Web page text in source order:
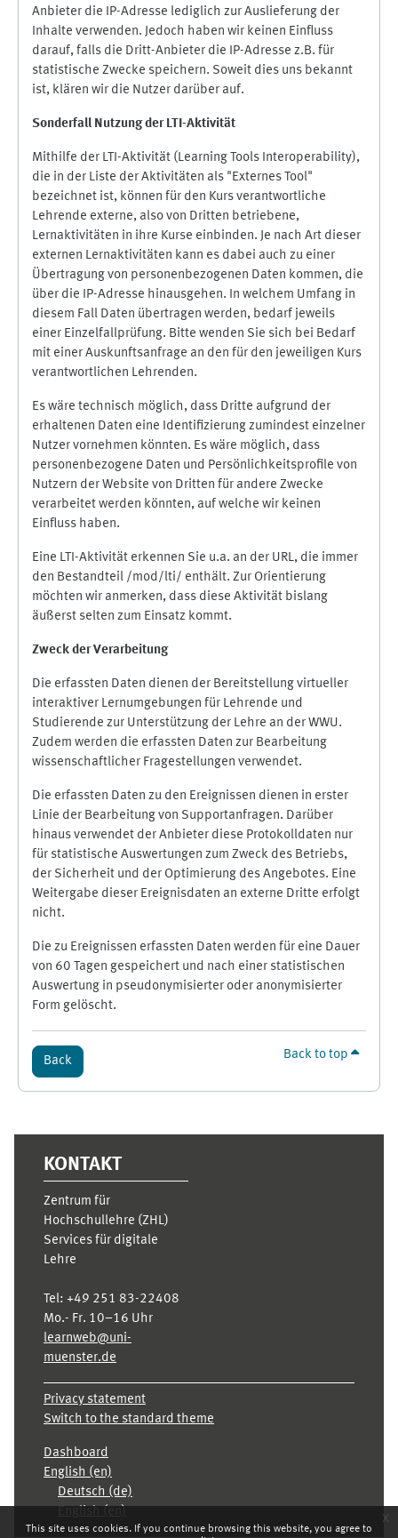
This site uses cookies. If you continue browsing this website, you agree to
x
Anbieter die IP-Adresse lediglich zur Auslieferung der
Inhalte verwenden. Jedoch haben wir keinen Einfluss
darauf, falls die Dritt-Anbieter die IP-Adresse z.B. für
statistische Zwecke speichern. Soweit dies uns bekannt
ist, klären wir die Nutzer darüber auf.
Sonderfall Nutzung der LTI-Aktivität
Mithilfe der LTI-Aktivität (Learning Tools Interoperability),
die in der Liste der Aktivitäten als "Externes Tool"
bezeichnet ist, können für den Kurs verantwortliche
Lehrende externe, also von Dritten betriebene,
Lernaktivitäten in ihre Kurse einbinden. Je nach Art dieser
externen Lernaktivitäten kann es dabei auch zu einer
Übertragung von personenbezogenen Daten kommen, die
über die IP-Adresse hinausgehen. In welchem Umfang in
diesem Fall Daten übertragen werden, bedarf jeweils
einer Einzelfallprüfung. Bitte wenden Sie sich bei Bedarf
mit einer Auskunftsanfrage an den für den jeweiligen Kurs
verantwortlichen Lehrenden.
Es wäre technisch möglich, dass Dritte aufgrund der
erhaltenen Daten eine Identifizierung zumindest einzelner
Nutzer vornehmen könnten. Es wäre möglich, dass
personenbezogene Daten und Persönlichkeitsprofile von
Nutzern der Website von Dritten für andere Zwecke
verarbeitet werden könnten, auf welche wir keinen
Einfluss haben.
Eine LTI-Aktivität erkennen Sie u.a. an der URL, die immer
den Bestandteil /mod/lti/ enthält. Zur Orientierung
möchten wir anmerken, dass diese Aktivität bislang
äußerst selten zum Einsatz kommt.
Zweck der Verarbeitung
Die erfassten Daten dienen der Bereitstellung virtueller
interaktiver Lernumgebungen für Lehrende und
Studierende zur Unterstützung der Lehre an der WWU.
Zudem werden die erfassten Daten zur Bearbeitung
wissenschaftlicher Fragestellungen verwendet.
Die erfassten Daten zu den Ereignissen dienen in erster
Linie der Bearbeitung von Supportanfragen. Darüber
hinaus verwendet der Anbieter diese Protokolldaten nur
für statistische Auswertungen zum Zweck des Betriebs,
der Sicherheit und der Optimierung des Angebotes. Eine
Weitergabe dieser Ereignisdaten an externe Dritte erfolgt
nicht.
Die zu Ereignissen erfassten Daten werden für eine Dauer
von 60 Tagen gespeichert und nach einer statistischen
Auswertung in pseudonymisierter oder anonymisierter
Form gelöscht.
Back Back to top
KONTAKT
Zentrum für
Hochschullehre (ZHL)
Services für digitale
Lehre
Tel: +49 251 83-22408
Mo.- Fr. 10–16 Uhr
learnweb@uni-
muenster.de
Privacy statement
Switch to the standard theme
Dashboard
English ‎(en)‎
Deutsch ‎(de)‎